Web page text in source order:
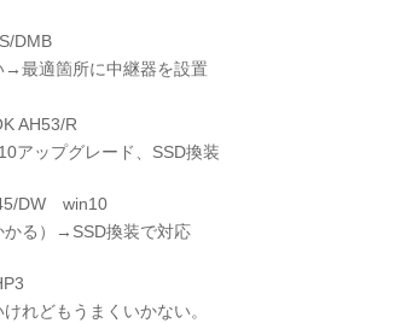
DMB
最適箇所に中継器を設置
AH53/R
ップグレード、SSD換装
DW win10
かる）→SSD換装で対応
れどもうまくいかない。